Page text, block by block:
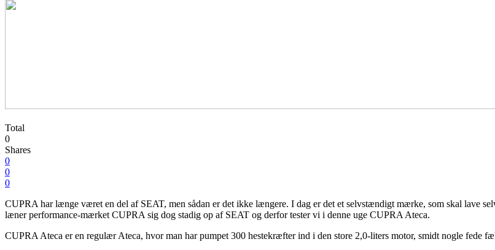
Total
0
Shares
0
0
0
CUPRA har længe været en del af SEAT, men sådan er det ikke længere. I dag er det et selvstændigt mærke, som skal lave
læner performance-mærket CUPRA sig dog stadig op af SEAT og derfor tester vi i denne uge CUPRA Ateca.
CUPRA Ateca er en regulær Ateca, hvor man har pumpet 300 hestekræfter ind i den store 2,0-liters motor, smidt nogle fede